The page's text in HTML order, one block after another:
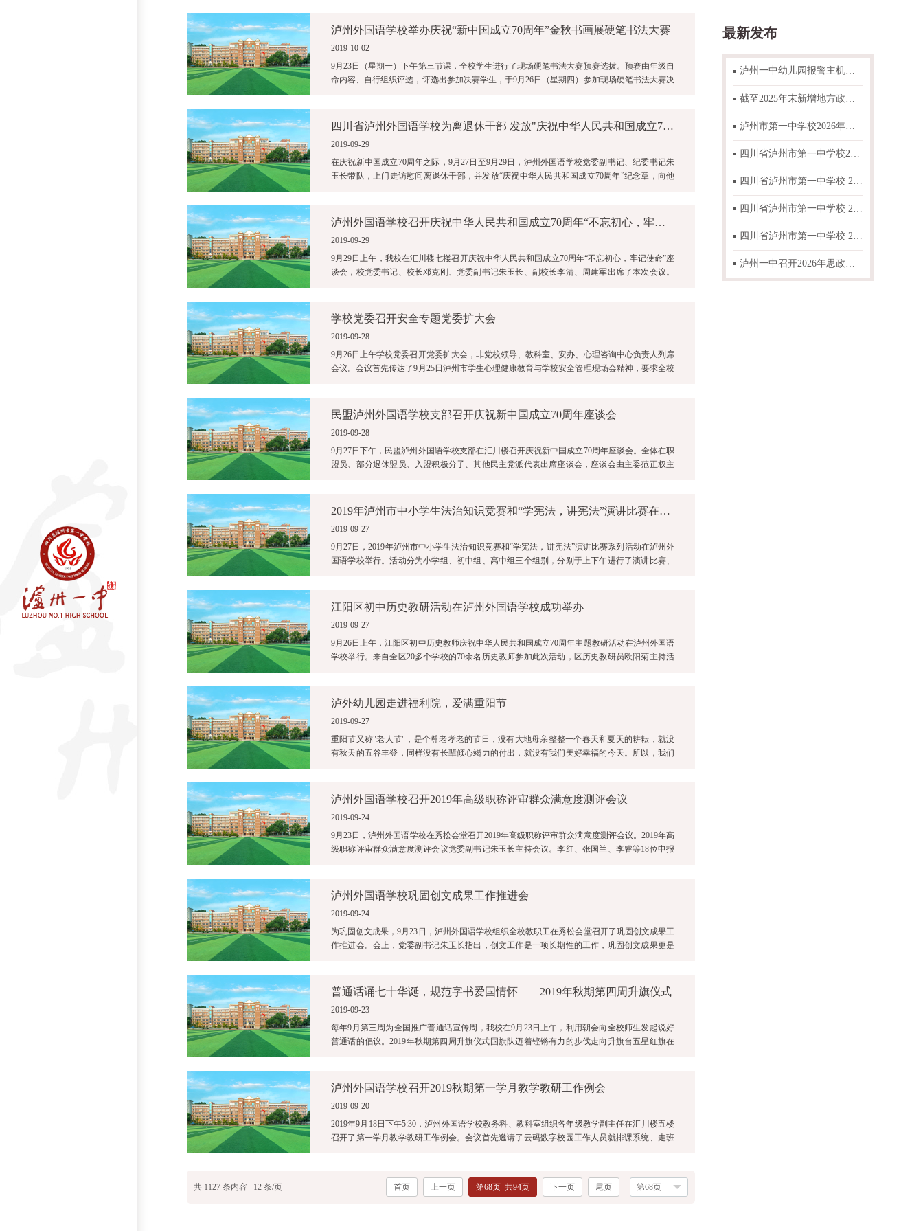
泸州外国语学校举办庆祝“新中国成立70周年”金秋书画展硬笔书法大赛
2019-10-02
9月23日（星期一）下午第三节课，全校学生进行了现场硬笔书法大赛预赛选拔。预赛由年级自
命内容、自行组织评选，评选出参加决赛学生，于9月26日（星期四）参加现场硬笔书法大赛决
四川省泸州外国语学校为离退休干部 发放"庆祝中华人民共和国成立70周年"纪念章
2019-09-29
在庆祝新中国成立70周年之际，9月27日至9月29日，泸州外国语学校党委副书记、纪委书记朱
玉长带队，上门走访慰问离退休干部，并发放“庆祝中华人民共和国成立70周年”纪念章，向他
泸州外国语学校召开庆祝中华人民共和国成立70周年“不忘初心，牢记使命”座谈会
2019-09-29
9月29日上午，我校在汇川楼七楼召开庆祝中华人民共和国成立70周年“不忘初心，牢记使命”座
谈会，校党委书记、校长邓克刚、党委副书记朱玉长、副校长李清、周建军出席了本次会议。
学校党委召开安全专题党委扩大会
2019-09-28
9月26日上午学校党委召开党委扩大会，非党校领导、教科室、安办、心理咨询中心负责人列席
会议。会议首先传达了9月25日泸州市学生心理健康教育与学校安全管理现场会精神，要求全校
民盟泸州外国语学校支部召开庆祝新中国成立70周年座谈会
2019-09-28
9月27日下午，民盟泸州外国语学校支部在汇川楼召开庆祝新中国成立70周年座谈会。全体在职
盟员、部分退休盟员、入盟积极分子、其他民主党派代表出席座谈会，座谈会由主委范正权主
2019年泸州市中小学生法治知识竞赛和“学宪法，讲宪法”演讲比赛在我校隆重举行
2019-09-27
9月27日，2019年泸州市中小学生法治知识竞赛和“学宪法，讲宪法”演讲比赛系列活动在泸州外
国语学校举行。活动分为小学组、初中组、高中组三个组别，分别于上下午进行了演讲比赛、
江阳区初中历史教研活动在泸州外国语学校成功举办
2019-09-27
9月26日上午，江阳区初中历史教师庆祝中华人民共和国成立70周年主题教研活动在泸州外国语
学校举行。来自全区20多个学校的70余名历史教师参加此次活动，区历史教研员欧阳菊主持活
泸外幼儿园走进福利院，爱满重阳节
2019-09-27
重阳节又称"老人节"，是个尊老孝老的节日，没有大地母亲整整一个春天和夏天的耕耘，就没
有秋天的五谷丰登，同样没有长辈倾心竭力的付出，就没有我们美好幸福的今天。所以，我们
泸州外国语学校召开2019年高级职称评审群众满意度测评会议
2019-09-24
9月23日，泸州外国语学校在秀松会堂召开2019年高级职称评审群众满意度测评会议。2019年高
级职称评审群众满意度测评会议党委副书记朱玉长主持会议。李红、张国兰、李睿等18位申报
泸州外国语学校巩固创文成果工作推进会
2019-09-24
为巩固创文成果，9月23日，泸州外国语学校组织全校教职工在秀松会堂召开了巩固创文成果工
作推进会。会上，党委副书记朱玉长指出，创文工作是一项长期性的工作，巩固创文成果更是
普通话诵七十华诞，规范字书爱国情怀——2019年秋期第四周升旗仪式
2019-09-23
每年9月第三周为全国推广普通话宣传周，我校在9月23日上午，利用朝会向全校师生发起说好
普通话的倡议。2019年秋期第四周升旗仪式国旗队迈着铿锵有力的步伐走向升旗台五星红旗在
泸州外国语学校召开2019秋期第一学月教学教研工作例会
2019-09-20
2019年9月18日下午5:30，泸州外国语学校教务科、教科室组织各年级教学副主任在汇川楼五楼
召开了第一学月教学教研工作例会。会议首先邀请了云码数字校园工作人员就排课系统、走班
共 1127 条内容 12 条/页 首页 上一页 第68页 共94页 下一页 尾页 第68页
最新发布
泸州一中幼儿园报警主机与可燃气体主机故障整改项目比选邀请函
截至2025年末新增地方政府一般债券情况表公示
泸州市第一中学校2026年春期 “高中国家助学金”“高中学费减免”“初中困难学生生活补助”资助学生名单公示
四川省泸州市第一中学校2026年零星搬运人工采购项目比选结果公告
四川省泸州市第一中学校 2026年零星搬运人工采购项目邀标函
四川省泸州市第一中学校 2026年“朝阳工程”项目拟推荐学生名单公示
四川省泸州市第一中学校 2026年度办公耗材采购项目比选结果公告
泸州一中召开2026年思政工作专题研讨会